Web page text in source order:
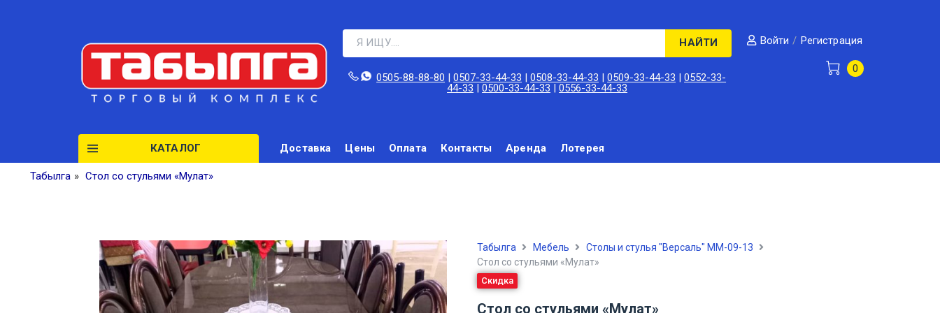
НАЙТИ
0505-88-88-80‬ |0507-33-44-33 |0508-33-44-33 |0509-33-44-33 |0552-33-
44-33 |0500-33-44-33 |0556-33-44-33
Войти / Регистрация
0
КАТАЛОГ Доставка Цены Оплата Контакты Аренда Лотерея
Табылга » Стол со стульями «Мулат»
Табылга Мебель
Столы и стулья "Версаль" ММ-09-13
Стол со стульями «Мулат»
Скидка
Стол со стульями «Мулат»